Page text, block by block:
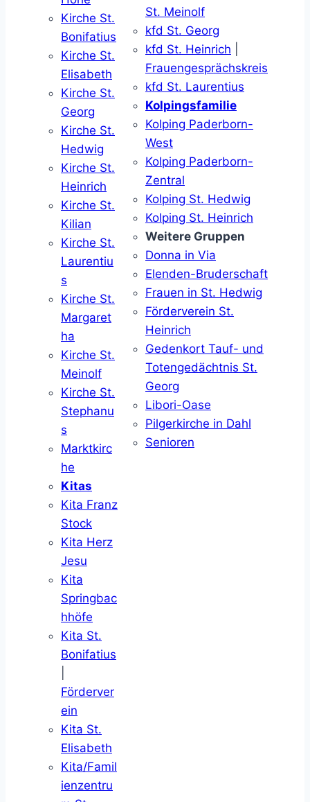
Kirche St.
Bonifatius
Kirche St.
Elisabeth
Kirche St.
Georg
Kirche St.
Hedwig
Kirche St.
Heinrich
Kirche St.
Kilian
Kirche St.
Laurentiu
s
Kirche St.
Margaret
ha
Kirche St.
Meinolf
Kirche St.
Stephanu
s
Marktkirc
he
Kitas
Kita Franz
Stock
Kita Herz
Jesu
Kita
Springbac
hhöfe
Kita St.
Bonifatius
Förderver
ein
Kita St.
Elisabeth
Kita/Famil
ienzentru
St. Meinolf
kfd St. Georg
kfd St. Heinrich
Frauengesprächskreis
kfd St. Laurentius
Kolpingsfamilie
Kolping Paderborn-
West
Kolping Paderborn-
Zentral
Kolping St. Hedwig
Kolping St. Heinrich
Weitere Gruppen
Donna in Via
Elenden-Bruderschaft
Frauen in St. Hedwig
Förderverein St.
Heinrich
Gedenkort Tauf- und
Totengedächtnis St.
Georg
Libori-Oase
Pilgerkirche in Dahl
Senioren